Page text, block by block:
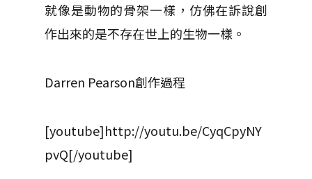
就像是動物的骨架一樣，仿佛在訴說創
作出來的是不存在世上的生物一樣。
Darren Pearson創作過程
[youtube]http://youtu.be/CyqCpyNY
pvQ[/youtube]